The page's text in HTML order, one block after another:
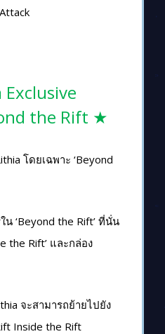
the Rift ★
โดยเฉพาะ ‘Beyond
‘Beyond the Rift’ ที่นั่น
the Rift’ และกล่อง
จะสามารถย้ายไปยัง
Inside the Rift